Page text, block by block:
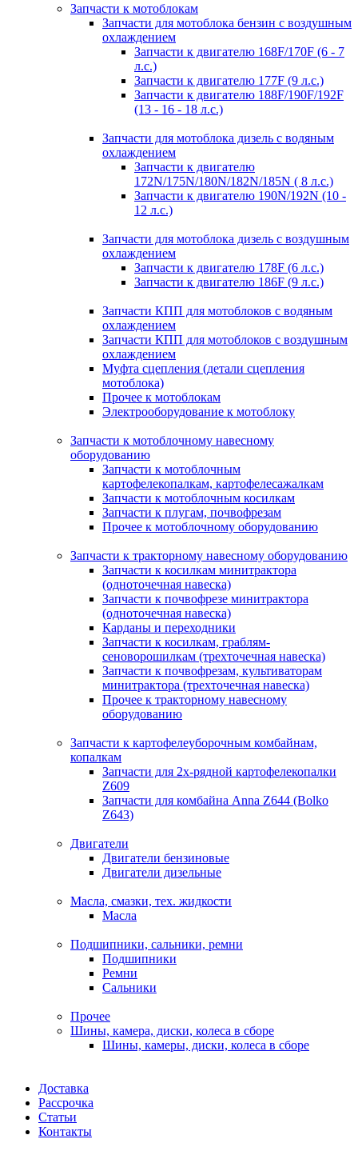
Запчасти к мотоблокам
Запчасти для мотоблока бензин с воздушным
охлаждением
Запчасти к двигателю 168F/170F (6 - 7
л.с.)
Запчасти к двигателю 177F (9 л.с.)
Запчасти к двигателю 188F/190F/192F
(13 - 16 - 18 л.с.)
Запчасти для мотоблока дизель с водяным
охлаждением
Запчасти к двигателю
172N/175N/180N/182N/185N ( 8 л.с.)
Запчасти к двигателю 190N/192N (10 -
12 л.с.)
Запчасти для мотоблока дизель с воздушным
охлаждением
Запчасти к двигателю 178F (6 л.с.)
Запчасти к двигателю 186F (9 л.с.)
Запчасти КПП для мотоблоков с водяным
охлаждением
Запчасти КПП для мотоблоков с воздушным
охлаждением
Муфта сцепления (детали сцепления
мотоблока)
Прочее к мотоблокам
Электрооборудование к мотоблоку
Запчасти к мотоблочному навесному
оборудованию
Запчасти к мотоблочным
картофелекопалкам, картофелесажалкам
Запчасти к мотоблочным косилкам
Запчасти к плугам, почвофрезам
Прочее к мотоблочному оборудованию
Запчасти к тракторному навесному оборудованию
Запчасти к косилкам минитрактора
(одноточечная навеска)
Запчасти к почвофрезе минитрактора
(одноточечная навеска)
Карданы и переходники
Запчасти к косилкам, граблям-
сеноворошилкам (трехточечная навеска)
Запчасти к почвофрезам, культиваторам
минитрактора (трехточечная навеска)
Прочее к тракторному навесному
оборудованию
Запчасти к картофелеуборочным комбайнам,
копалкам
Запчасти для 2х-рядной картофелекопалки
Z609
Запчасти для комбайна Anna Z644 (Bolko
Z643)
Двигатели
Двигатели бензиновые
Двигатели дизельные
Масла, смазки, тех. жидкости
Масла
Подшипники, сальники, ремни
Подшипники
Ремни
Сальники
Прочее
Шины, камера, диски, колеса в сборе
Шины, камеры, диски, колеса в сборе
Доставка
Рассрочка
Статьи
Контакты